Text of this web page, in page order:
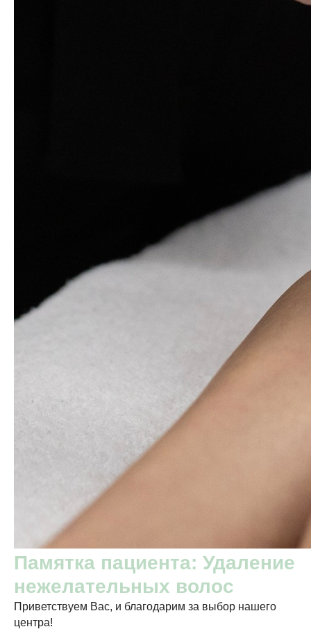
Памятка пациента: Удаление
нежелательных волос
Приветствуем Вас, и благодарим за выбор нашего
центра!